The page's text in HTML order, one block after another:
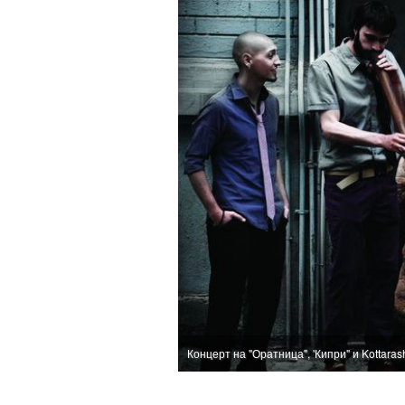
Концерт на "Оратница", 'Кипри" и